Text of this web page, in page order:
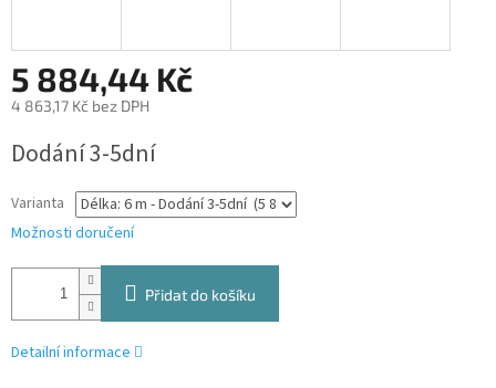
5 884,44 Kč
4 863,17 Kč bez DPH
cena:
Dodání 3-5dní
Varianta
Možnosti doručení
Přidat do košíku
Detailní informace